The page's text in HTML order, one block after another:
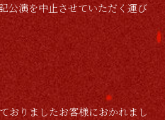
公演を中止させていただく運び
おりましたお客様におかれまし